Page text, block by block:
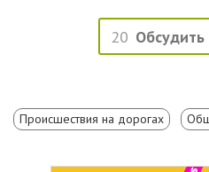
20
Происшествия на дорогах